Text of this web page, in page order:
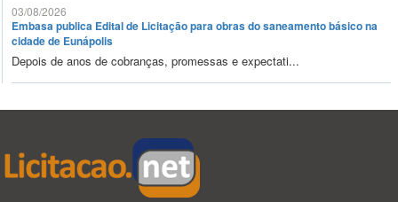
03/08/2026
Embasa publica Edital de Licitação para obras do saneamento básico na
cidade de Eunápolis
Depois de anos de cobranças, promessas e expectati...